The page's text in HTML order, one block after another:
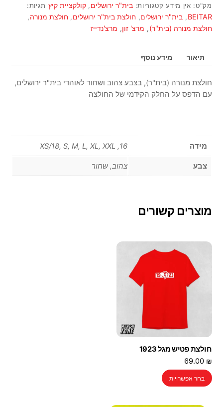
(בית"ר)
מק"ט: אין מידע קטגוריות: בית"ר ירושלים,קולקציית קיץ תגיות:
BEITAR
, בית"ר ירושלים, חולצת בית"ר ירושלים, חולצת מנורה,
חולצת מנורה (בית"ר), מרצ' זון, מרצ'נדייז
תיאור מידע נוסף
חולצת מנורה (בית"ר), בצבע צהוב ושחור לאוהדי בית"ר ירושלים,
עם הדפס על החלק הקידמי של החולצה
מידה 16, XS/18, S, M, L, XL, XXL
צבע צהוב, שחור
מוצרים קשורים
חולצת פטיש מגל 1923
69.00 ₪
בחר אפשרויות
למוצר